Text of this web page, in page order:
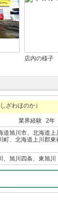
店内の様子
ざわほのか）
業界経験 2年
道旭川市、北海道上
町、北海道上川郡東
、旭川四条、東旭川